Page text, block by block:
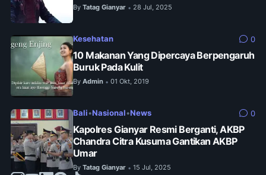
By Tatag Gianyar • 28 Jul, 2025
Kesehatan 0
10 Makanan Yang Dipercaya Berpengaruh
Buruk Pada Kulit
By Admin • 01 Okt, 2019
Bali•Nasional•News 0
Kapolres Gianyar Resmi Berganti, AKBP
Chandra Citra Kusuma Gantikan AKBP
Umar
By Tatag Gianyar • 15 Jul, 2025